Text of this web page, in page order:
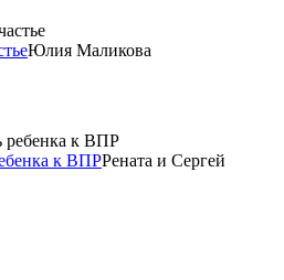
Юлия Маликова
к ВПРРената и Сергей